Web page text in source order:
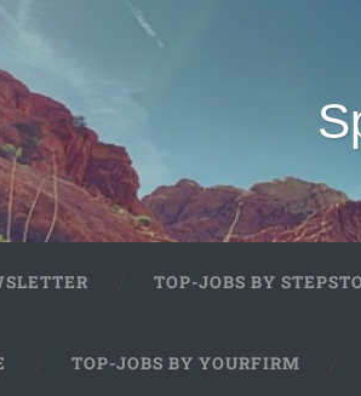
TOP-JOBS BY
TOP-JOBS BY YOURFIRM